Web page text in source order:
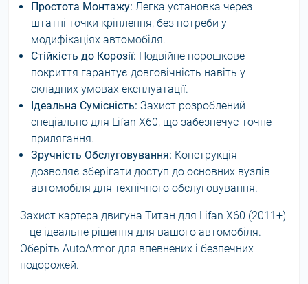
Простота Монтажу: Легка установка через
штатні точки кріплення, без потреби у
модифікаціях автомобіля.
Стійкість до Корозії: Подвійне порошкове
покриття гарантує довговічність навіть у
складних умовах експлуатації.
Ідеальна Сумісність: Захист розроблений
спеціально для Lifan X60, що забезпечує точне
прилягання.
Зручність Обслуговування: Конструкція
дозволяє зберігати доступ до основних вузлів
автомобіля для технічного обслуговування.
Захист картера двигуна Титан для Lifan X60 (2011+)
– це ідеальне рішення для вашого автомобіля.
Оберіть AutoArmor для впевнених і безпечних
подорожей.